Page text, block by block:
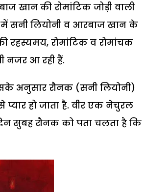
खान की रोमांटिक जोड़ी वाली
में सनी लियोनी व आरबाज खान के
रहस्यमय, रोमांटिक व रोमांचक
नजर आ रही हैं.
अनुसार रौनक (सनी लियोनी)
हो जाता है. वीर एक नेचुरल
सुबह रौनक को पता चलता है कि